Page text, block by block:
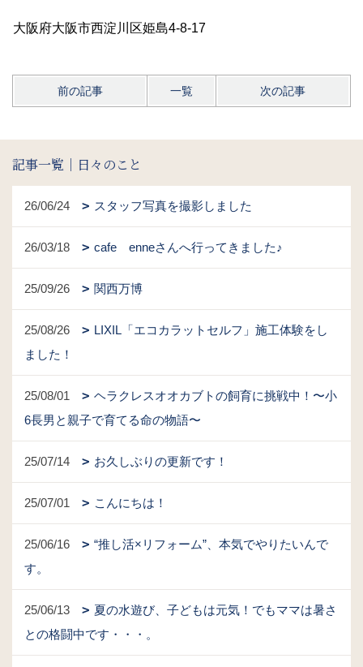
大阪府大阪市西淀川区姫島4-8-17
前の記事 一覧 次の記事
記事一覧｜日々のこと
26/06/24 スタッフ写真を撮影しました
26/03/18 cafe enneさんへ行ってきました♪
25/09/26 関西万博
25/08/26
LIXIL「エコカラットセルフ」施工体験をし
ました！
25/08/01
ヘラクレスオオカブトの飼育に挑戦中！〜小
6長男と親子で育てる命の物語〜
25/07/14 お久しぶりの更新です！
25/07/01 こんにちは！
25/06/16
“推し活×リフォーム”、本気でやりたいんで
す。
25/06/13
夏の水遊び、子どもは元気！でもママは暑さ
との格闘中です・・・。